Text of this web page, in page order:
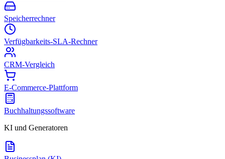
Speicherrechner
Verfügbarkeits-SLA-Rechner
CRM-Vergleich
E-Commerce-Plattform
Buchhaltungssoftware
KI und Generatoren